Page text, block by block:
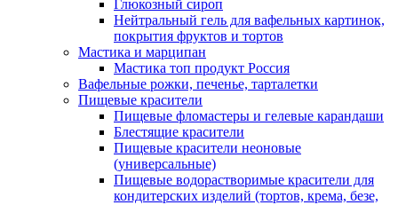
Глюкозный сироп
Нейтральный гель для вафельных картинок,
покрытия фруктов и тортов
Мастика и марципан
Мастика топ продукт Россия
Вафельные рожки, печенье, тарталетки
Пищевые красители
Пищевые фломастеры и гелевые карандаши
Блестящие красители
Пищевые красители неоновые
(универсальные)
Пищевые водорастворимые красители для
кондитерских изделий (тортов, крема, безе,